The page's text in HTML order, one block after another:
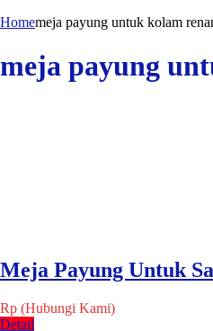
Homemeja payung untuk kolam
meja payung
Meja Payung Untuk
Rp (Hubungi Kami)
Detail